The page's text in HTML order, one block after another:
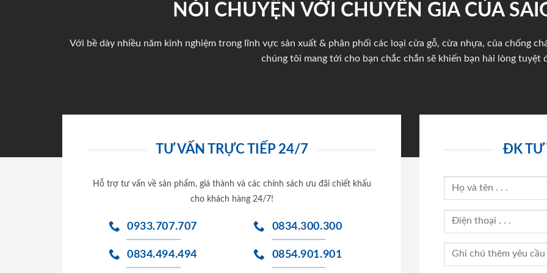
NÓI CHUYỆN VỚI CHUYÊN GIA CỦA
Với bề dày nhiều năm kinh nghiệm trong lĩnh vực sản xuất & phân phối các loại cửa gỗ, cửa nhựa, của chống
chúng tôi mang tới cho bạn chắc chắn sẽ khiến bạn hài lòng tuyệt
TƯ VẤN TRỰC TIẾP 24/7
Hỗ trợ tư vấn về sản phẩm, giá thành và các chính sách ưu đãi chiết khấu
cho khách hàng 24/7!
0933.707.707
0834.494.494
0834.300.300
0854.901.901
ĐK TƯ